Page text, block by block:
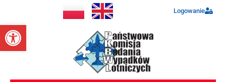
Otwórz pasek narzędzi
Logowanie